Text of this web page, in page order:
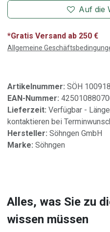
Auf die
*Gratis Versand ab 250 €
Allgemeine
Artikelnummer: SÖH
EAN-Nummer:
Lieferzeit: Verfügbar -
kontaktieren bei
Hersteller: Söhngen GmbH
Marke: Söhngen
Alles, was Sie zu
wissen müssen